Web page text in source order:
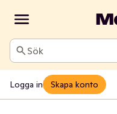
Sök
Logga in Skapa konto